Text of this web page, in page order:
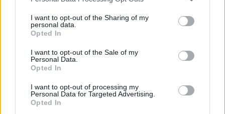
not limited to your visit or usage behaviour. You may click to
grant or deny consent to Google and its third-party tags to
use your data for below specified purposes in below Google
consent section.
I want to opt-out of the Sharing of my
personal data.
Opted In
I want to opt-out of the Sale of my
Personal Data.
Opted In
I want to opt-out of processing my
Personal Data for Targeted Advertising.
Opted In
Egy véletlenül tök ingyenessé
vált játék egyszerűen eltűnik a